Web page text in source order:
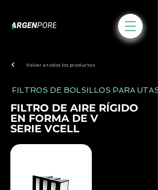
Volver a todos los productos
FILTROS DE BOLSILLOS PARA UTAS
FILTRO DE AIRE RÍGIDO
EN FORMA DE V
SERIE VCELL